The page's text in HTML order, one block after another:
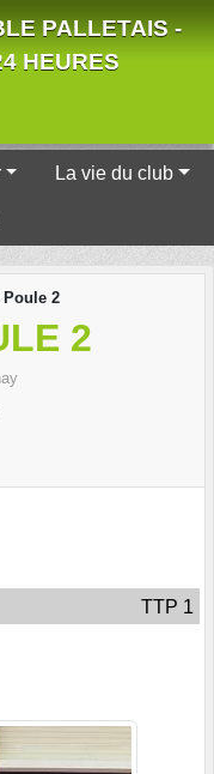
PALLETAIS -
HEURES
La vie du club
Poule 2
2
TTP 1